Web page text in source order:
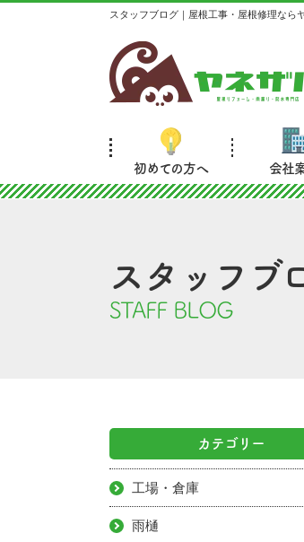
スタッフブログ｜屋根工事・屋根修理なら
初めての方へ 会社
スタッフブ
STAFF BLOG
カテゴリー
工場・倉庫
雨樋